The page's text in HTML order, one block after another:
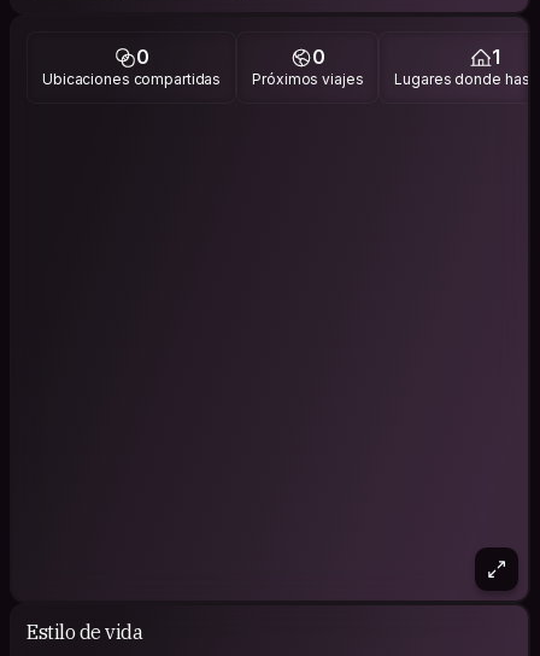
0
Ubicaciones compartidas
0
Próximos viajes
1
Lugares donde has
Estilo de vida